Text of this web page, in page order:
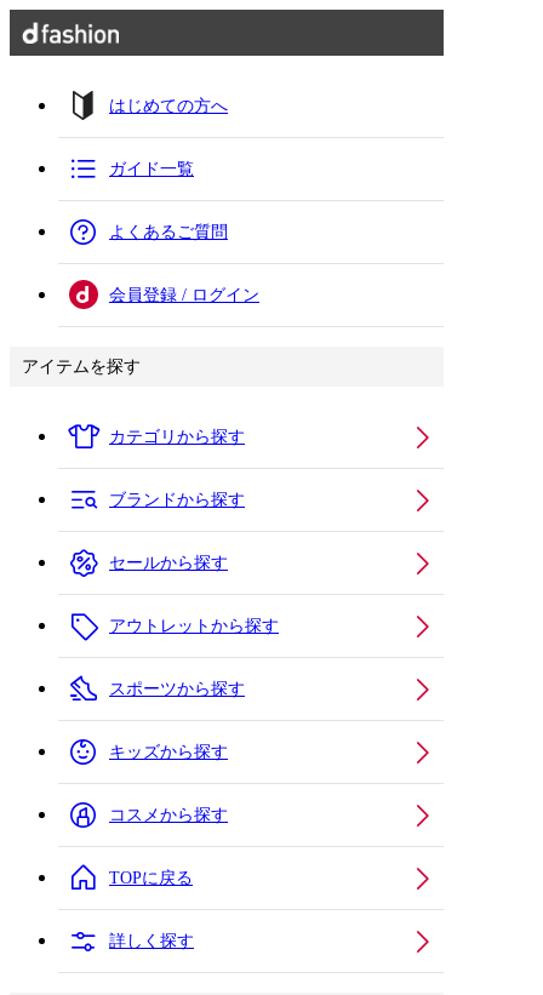
はじめての方へ
ガイド一覧
よくあるご質問
会員登録 / ログイン
アイテムを探す
カテゴリから探す
ブランドから探す
セールから探す
アウトレットから探す
スポーツから探す
キッズから探す
コスメから探す
TOPに戻る
詳しく探す